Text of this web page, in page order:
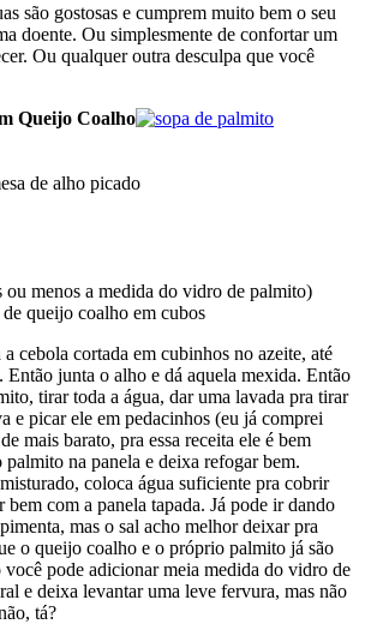
são gostosas e cumprem muito bem o seu
doente. Ou simplesmente de confortar um
Ou qualquer outra desculpa que você
Queijo Coalho
de alho picado
menos a medida do vidro de palmito)
queijo coalho em cubos
cebola cortada em cubinhos no azeite, até
Então junta o alho e dá aquela mexida. Então
tirar toda a água, dar uma lavada pra tirar
e picar ele em pedacinhos (eu já comprei
mais barato, pra essa receita ele é bem
na panela e deixa refogar bem.
coloca água suficiente pra cobrir
com a panela tapada. Já pode ir dando
mas o sal acho melhor deixar pra
o queijo coalho e o próprio palmito já são
você pode adicionar meia medida do vidro de
e deixa levantar uma leve fervura, mas não
tá?